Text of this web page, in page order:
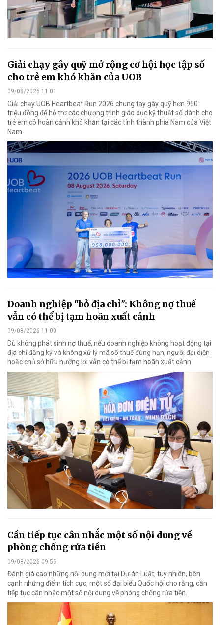
Giải chạy gây quỹ mở rộng cơ hội học tập số
cho trẻ em khó khăn của UOB
09/08/2026 11:01
Giải chạy UOB Heartbeat Run 2026 chung tay gây quỹ hơn 950
triệu đồng để hỗ trợ các chương trình giáo dục kỹ thuật số dành cho
trẻ em có hoàn cảnh khó khăn tại các tỉnh thành phía Nam của Việt
Nam.
Doanh nghiệp "bỏ địa chỉ": Không nợ thuế
vẫn có thể bị tạm hoãn xuất cảnh
09/08/2026 11:00
Dù không phát sinh nợ thuế, nếu doanh nghiệp không hoạt động tại
địa chỉ đăng ký và không xử lý mã số thuế đúng hạn, người đại diện
hoặc chủ sở hữu hưởng lợi vẫn có thể bị tạm hoãn xuất cảnh.
Cần tiếp tục cân nhắc một số nội dung về
phòng chống rửa tiền
09/08/2026 09:55
Đánh giá cao những nội dung mới tại Dự án Luật, tuy nhiên, bên
cạnh những điểm tích cực, một số đại biểu Quốc hội cho rằng, cần
tiếp tục cân nhắc một số nội dung về phòng chống rửa tiền.